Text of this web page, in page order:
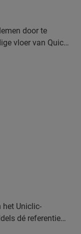
door te
vloer van Quick-
alleen uitzonderlijk
het Uniclic-
dé referentie
het